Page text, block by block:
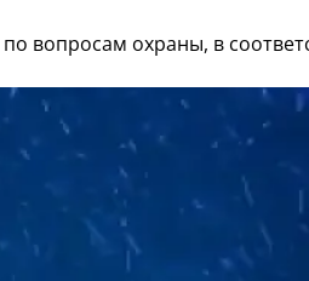
вопросам охраны, в